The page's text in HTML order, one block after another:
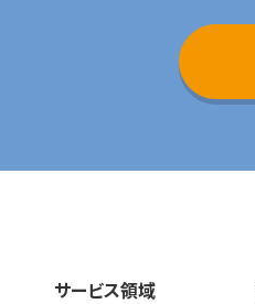
サービス領域